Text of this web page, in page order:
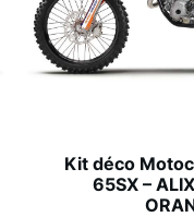
Kit déco
65SX –